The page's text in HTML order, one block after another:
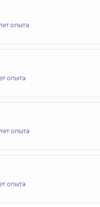
для всей семьи на ул.
опыта
опыта
опыта
опыта